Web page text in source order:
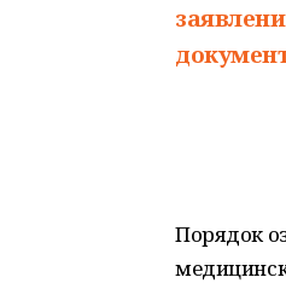
Порядок